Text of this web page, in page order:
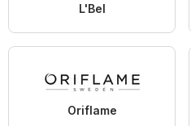
L'Bel
Oriflame